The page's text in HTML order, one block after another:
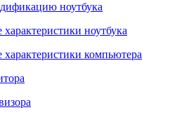
ноутбука
ноутбука
характеристики компьютера